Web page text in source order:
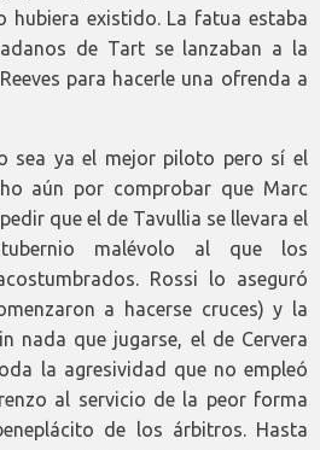
hubiera existido. La fatua estaba
de Tart se lanzaban a la
para hacerle una ofrenda a
sea ya el mejor piloto pero sí el
aún por comprobar que Marc
que el de Tavullia se llevara el
malévolo al que los
Rossi lo aseguró
a hacerse cruces) y la
nada que jugarse, el de Cervera
la agresividad que no empleó
al servicio de la peor forma
de los árbitros. Hasta